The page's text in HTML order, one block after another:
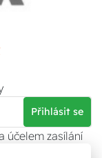
Přihlásit se
účelem zasílání